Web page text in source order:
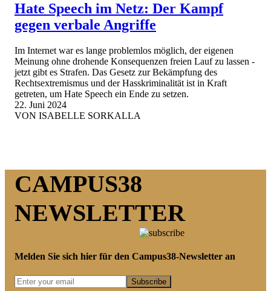
Hate Speech im Netz: Der Kampf
gegen verbale Angriffe
Im Internet war es lange problemlos möglich, der eigenen
Meinung ohne drohende Konsequenzen freien Lauf zu lassen -
jetzt gibt es Strafen. Das Gesetz zur Bekämpfung des
Rechtsextremismus und der Hasskriminalität ist in Kraft
getreten, um Hate Speech ein Ende zu setzen.
22. Juni 2024
VON ISABELLE SORKALLA
CAMPUS38
NEWSLETTER
Melden Sie sich hier für den Campus38-Newsletter an
Subscribe